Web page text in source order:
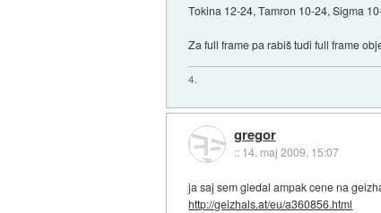
Tokina 12-24, Tamron 10-24, Sigma
Za full frame pa rabiš tudi full frame
4.
gregor
:: 14. maj 2009, 15:07
ja saj sem gledal ampak cene na
http://geizhals.at/eu/a360856.html